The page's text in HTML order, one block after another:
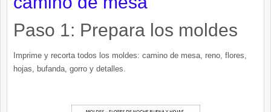
Paso 1: Prepara los moldes
Imprime y recorta todos los moldes: camino de mesa, reno, flores,
hojas, bufanda, gorro y detalles.